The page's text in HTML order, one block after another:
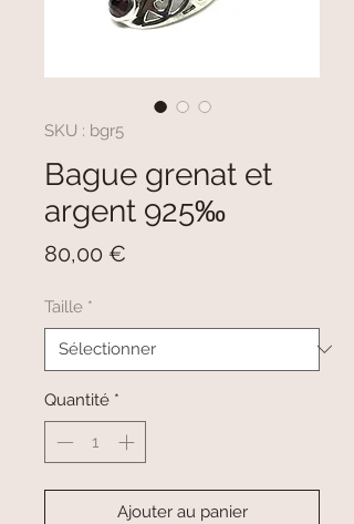
SKU : bgr5
Bague grenat et
argent 925‰
80,00 €
Taille *
Quantité *
Ajouter au panier